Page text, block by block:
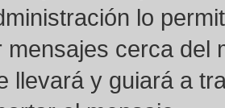
lo
mensajes cerca del
llevará y guiará a